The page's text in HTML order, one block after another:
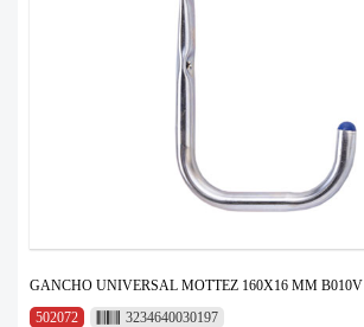
GANCHO UNIVERSAL MOTTEZ 160X16 MM B010V
502072
3234640030197